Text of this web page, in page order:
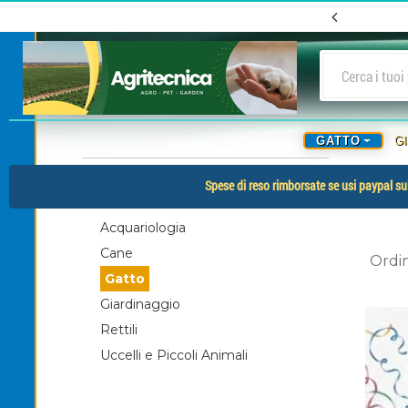
GATTO
Spese di reso rimborsate se usi paypal
-
Acquariologia
Cane
Gatto
Giardinaggio
Rettili
Uccelli e Piccoli Animali